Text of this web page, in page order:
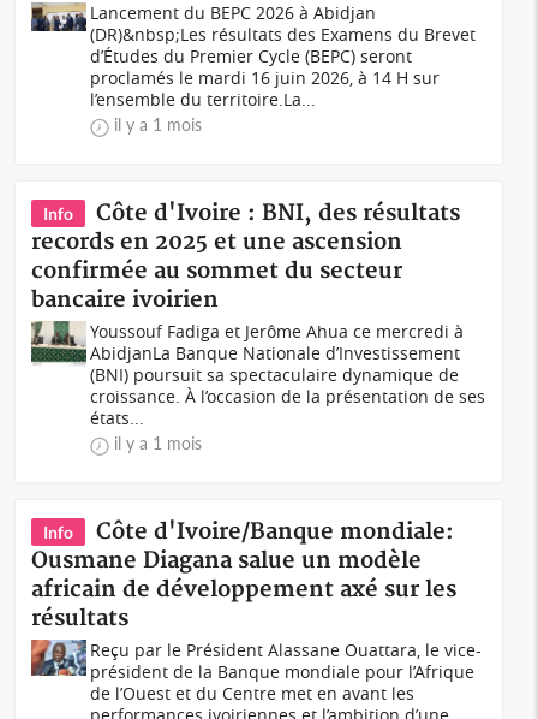
Lancement du BEPC 2026 à Abidjan
(DR)&nbsp;Les résultats des Examens du Brevet
d’Études du Premier Cycle (BEPC) seront
proclamés le mardi 16 juin 2026, à 14 H sur
l’ensemble du territoire.La...
il y a 1 mois
Info
Côte d'Ivoire : BNI, des résultats
records en 2025 et une ascension
confirmée au sommet du secteur
bancaire ivoirien
Youssouf Fadiga et Jerôme Ahua ce mercredi à
AbidjanLa Banque Nationale d’Investissement
(BNI) poursuit sa spectaculaire dynamique de
croissance. À l’occasion de la présentation de ses
états...
il y a 1 mois
Info
Côte d'Ivoire/Banque mondiale:
Ousmane Diagana salue un modèle
africain de développement axé sur les
résultats
Reçu par le Président Alassane Ouattara, le vice-
président de la Banque mondiale pour l’Afrique
de l’Ouest et du Centre met en avant les